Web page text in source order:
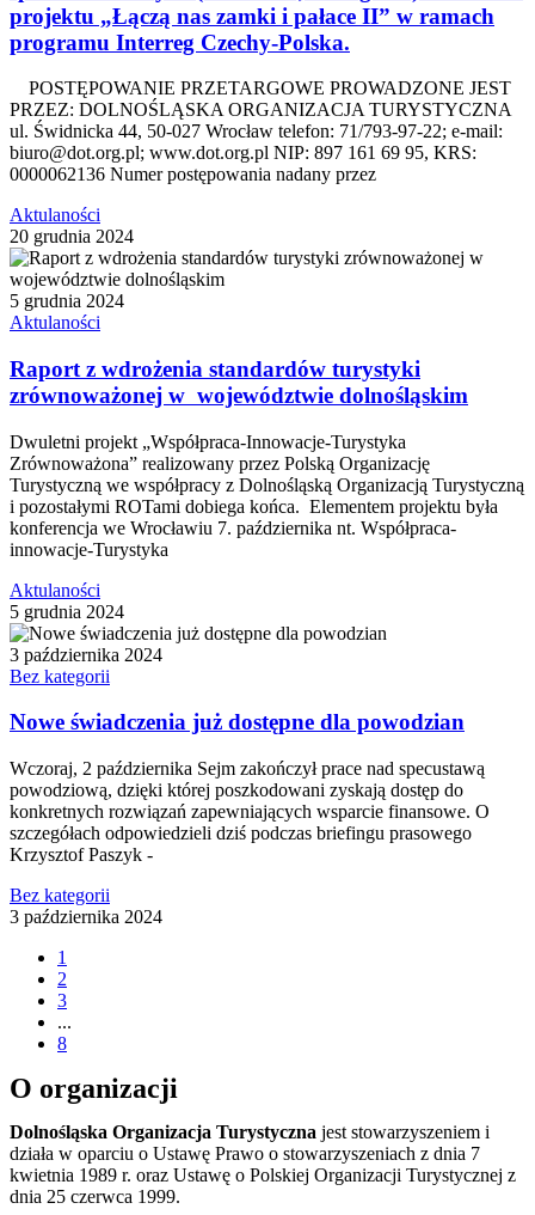
projektu „Łączą nas zamki i pałace II” w ramach
programu Interreg Czechy-Polska.
POSTĘPOWANIE PRZETARGOWE PROWADZONE JEST
PRZEZ: DOLNOŚLĄSKA ORGANIZACJA TURYSTYCZNA
ul. Świdnicka 44, 50-027 Wrocław telefon: 71/793-97-22; e-mail:
biuro@dot.org.pl; www.dot.org.pl NIP: 897 161 69 95, KRS:
0000062136 Numer postępowania nadany przez
Aktulaności
20 grudnia 2024
5 grudnia 2024
Aktulaności
Raport z wdrożenia standardów turystyki
zrównoważonej w województwie dolnośląskim
Dwuletni projekt „Współpraca-Innowacje-Turystyka
Zrównoważona” realizowany przez Polską Organizację
Turystyczną we współpracy z Dolnośląską Organizacją Turystyczną
i pozostałymi ROTami dobiega końca. Elementem projektu była
konferencja we Wrocławiu 7. października nt. Współpraca-
innowacje-Turystyka
Aktulaności
5 grudnia 2024
3 października 2024
Bez kategorii
Nowe świadczenia już dostępne dla powodzian
Wczoraj, 2 października Sejm zakończył prace nad specustawą
powodziową, dzięki której poszkodowani zyskają dostęp do
konkretnych rozwiązań zapewniających wsparcie finansowe. O
szczegółach odpowiedzieli dziś podczas briefingu prasowego
Krzysztof Paszyk -
Bez kategorii
3 października 2024
1
2
3
...
8
O organizacji
Dolnośląska Organizacja Turystyczna jest stowarzyszeniem i
działa w oparciu o Ustawę Prawo o stowarzyszeniach z dnia 7
kwietnia 1989 r. oraz Ustawę o Polskiej Organizacji Turystycznej z
dnia 25 czerwca 1999.